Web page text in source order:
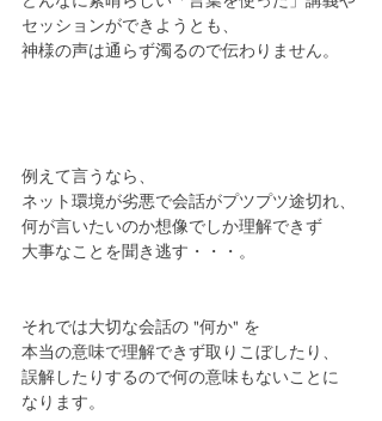
セッションができようとも、
神様の声は通らず濁るので伝わりません。
例えて言うなら、
ネット環境が劣悪で会話がプツプツ途切れ、
何が言いたいのか想像でしか理解できず
大事なことを聞き逃す・・・。
それでは大切な会話の "何か" を
本当の意味で理解できず取りこぼしたり、
誤解したりするので何の意味もないことに
なります。